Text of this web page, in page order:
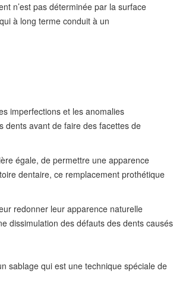
n’est pas déterminée par la surface
à long terme conduit à un
imperfections et les anomalies
dents avant de faire des facettes de
égale, de permettre une apparence
dentaire, ce remplacement prothétique
redonner leur apparence naturelle
dissimulation des défauts des dents causés
sablage qui est une technique spéciale de